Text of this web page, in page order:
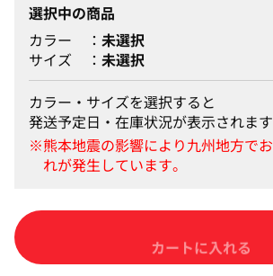
選択中の商品
カラー
未選択
サイズ
未選択
カラー・サイズを選択すると
発送予定日・在庫状況が表示されます
カートに入れる